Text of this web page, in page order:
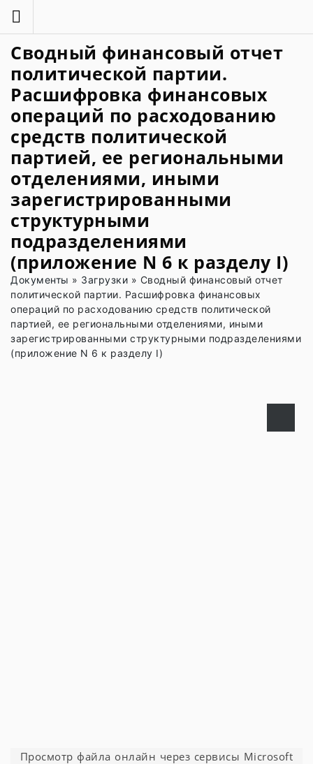
Сводный финансовый отчет
политической партии.
Расшифровка финансовых
операций по расходованию
средств политической
партией, ее региональными
отделениями, иными
зарегистрированными
структурными
подразделениями
(приложение N 6 к разделу I)
Документы » Загрузки » Сводный финансовый отчет
политической партии. Расшифровка финансовых
операций по расходованию средств политической
партией, ее региональными отделениями, иными
зарегистрированными структурными подразделениями
(приложение N 6 к разделу I)
Просмотр файла онлайн через сервисы Microsoft